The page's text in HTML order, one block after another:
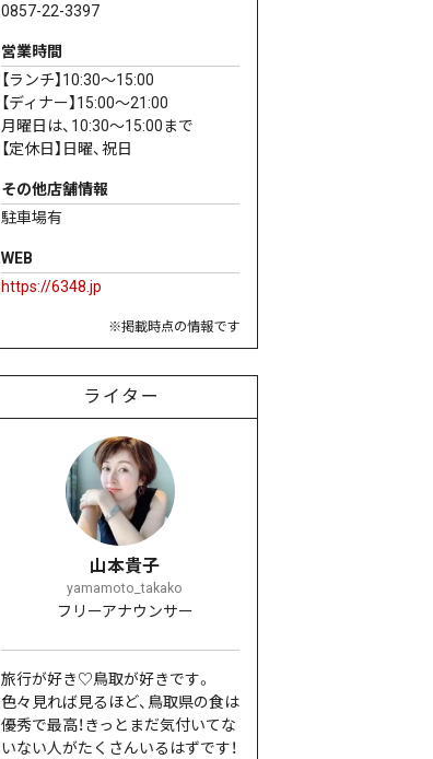
0857-22-3397
営業時間
【ランチ】10:30〜15:00
【ディナー】15:00〜21:00
月曜日は、10:30〜15:00まで
【定休日】日曜、祝日
その他店舗情報
駐車場有
WEB
https://6348.jp
※掲載時点の情報です
ライター
山本貴子
yamamoto_takako
フリーアナウンサー
旅行が好き♡鳥取が好きです。
色々見れば見るほど、鳥取県の食は
優秀で最高！きっとまだ気付いてな
いない人がたくさんいるはずです！